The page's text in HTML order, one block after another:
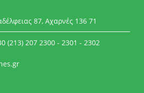
87, Αχαρνές 136 71
(213) 207 2300 - 2301 - 2302